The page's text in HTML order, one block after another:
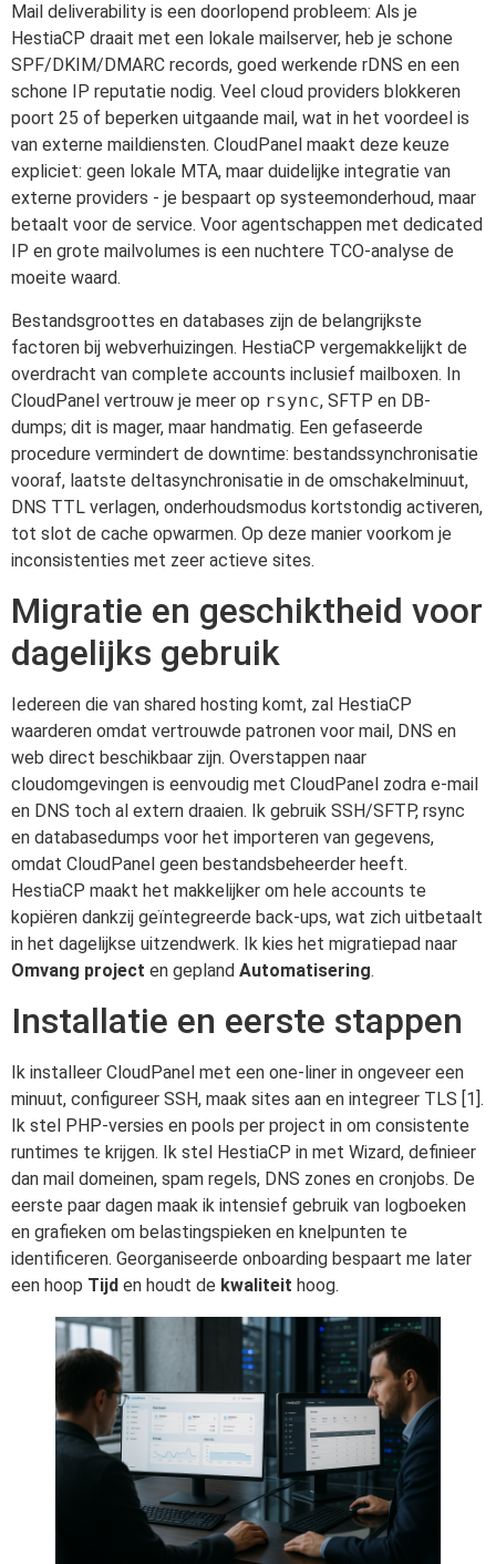
Mail deliverability is een doorlopend probleem: Als je
HestiaCP draait met een lokale mailserver, heb je schone
SPF/DKIM/DMARC records, goed werkende rDNS en een
schone IP reputatie nodig. Veel cloud providers blokkeren
poort 25 of beperken uitgaande mail, wat in het voordeel is
van externe maildiensten. CloudPanel maakt deze keuze
expliciet: geen lokale MTA, maar duidelijke integratie van
externe providers - je bespaart op systeemonderhoud, maar
betaalt voor de service. Voor agentschappen met dedicated
IP en grote mailvolumes is een nuchtere TCO-analyse de
moeite waard.
Bestandsgroottes en databases zijn de belangrijkste
factoren bij webverhuizingen. HestiaCP vergemakkelijkt de
overdracht van complete accounts inclusief mailboxen. In
CloudPanel vertrouw je meer op rsync, SFTP en DB-
dumps; dit is mager, maar handmatig. Een gefaseerde
procedure vermindert de downtime: bestandssynchronisatie
vooraf, laatste deltasynchronisatie in de omschakelminuut,
DNS TTL verlagen, onderhoudsmodus kortstondig activeren,
tot slot de cache opwarmen. Op deze manier voorkom je
inconsistenties met zeer actieve sites.
Migratie en geschiktheid voor
dagelijks gebruik
Iedereen die van shared hosting komt, zal HestiaCP
waarderen omdat vertrouwde patronen voor mail, DNS en
web direct beschikbaar zijn. Overstappen naar
cloudomgevingen is eenvoudig met CloudPanel zodra e-mail
en DNS toch al extern draaien. Ik gebruik SSH/SFTP, rsync
en databasedumps voor het importeren van gegevens,
omdat CloudPanel geen bestandsbeheerder heeft.
HestiaCP maakt het makkelijker om hele accounts te
kopiëren dankzij geïntegreerde back-ups, wat zich uitbetaalt
in het dagelijkse uitzendwerk. Ik kies het migratiepad naar
Omvang project en gepland Automatisering.
Installatie en eerste stappen
Ik installeer CloudPanel met een one-liner in ongeveer een
minuut, configureer SSH, maak sites aan en integreer TLS [1].
Ik stel PHP-versies en pools per project in om consistente
runtimes te krijgen. Ik stel HestiaCP in met Wizard, definieer
dan mail domeinen, spam regels, DNS zones en cronjobs. De
eerste paar dagen maak ik intensief gebruik van logboeken
en grafieken om belastingspieken en knelpunten te
identificeren. Georganiseerde onboarding bespaart me later
een hoop Tijd en houdt de kwaliteit hoog.